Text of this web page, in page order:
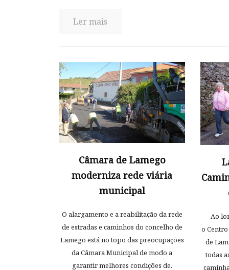
Ler mais
Câmara de Lamego
moderniza rede viária
municipal
O alargamento e a reabilitação da rede
de estradas e caminhos do concelho de
Lamego está no topo das preocupações
da Câmara Municipal de modo a
garantir melhores condições de.
Ao
o
de
todas